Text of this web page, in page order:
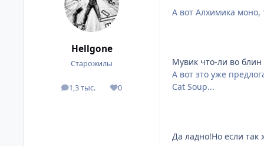
Hellgone
Старожилы
1,3 тыс.
посты 0
Репутация
А вот Алхимика
Мувик что-ли во
А вот это уже
Cat Soup...
Да ладно!Но если так